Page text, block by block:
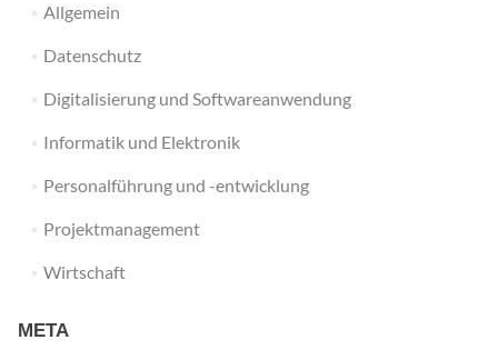
Allgemein
Datenschutz
Digitalisierung und Softwareanwendung
Informatik und Elektronik
Personalführung und -entwicklung
Projektmanagement
Wirtschaft
META